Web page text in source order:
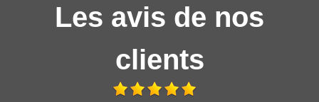
Les avis de nos
clients